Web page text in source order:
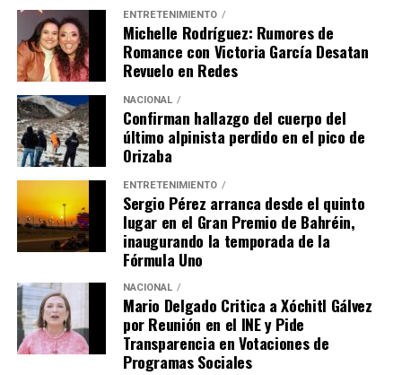
ENTRETENIMIENTO
Michelle Rodríguez: Rumores de
Romance con Victoria García Desatan
Revuelo en Redes
NACIONAL
Confirman hallazgo del cuerpo del
último alpinista perdido en el pico de
Orizaba
ENTRETENIMIENTO
Sergio Pérez arranca desde el quinto
lugar en el Gran Premio de Bahréin,
inaugurando la temporada de la
Fórmula Uno
NACIONAL
Mario Delgado Critica a Xóchitl Gálvez
por Reunión en el INE y Pide
Transparencia en Votaciones de
Programas Sociales